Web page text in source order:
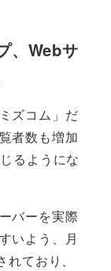
、Webサ
ズコム」だ
者数も増加
るようにな
バーを実際
いよう、月
ており、